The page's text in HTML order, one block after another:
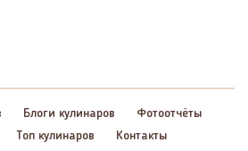
Блоги кулинаров
Фотоотчёты
Топ кулинаров
Контакты